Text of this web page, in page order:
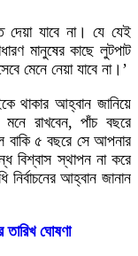
যাবে না। যে যেই
মানুষের কাছে লুটপাট
মেনে নেয়া যাবে না।’
থাকার আহ্বান জানিয়ে
রাখবেন, পাঁচ বছরে
বাকি ৫ বছরে সে আপনার
বিশ্বাস স্থাপন না করে
আহ্বান জানান
তারিখ ঘোষণা